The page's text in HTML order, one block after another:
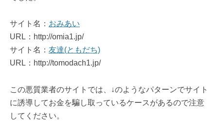
サイト名： おみあい
URL：http://omia1.jp/
サイト名： 友達(ともだち)
URL：http://tomodach1.jp/
この悪質業者のサイトでは、↓のようなパターンでサイト
に誘導してお金を騙し取っているケースがあるので注意
してください。